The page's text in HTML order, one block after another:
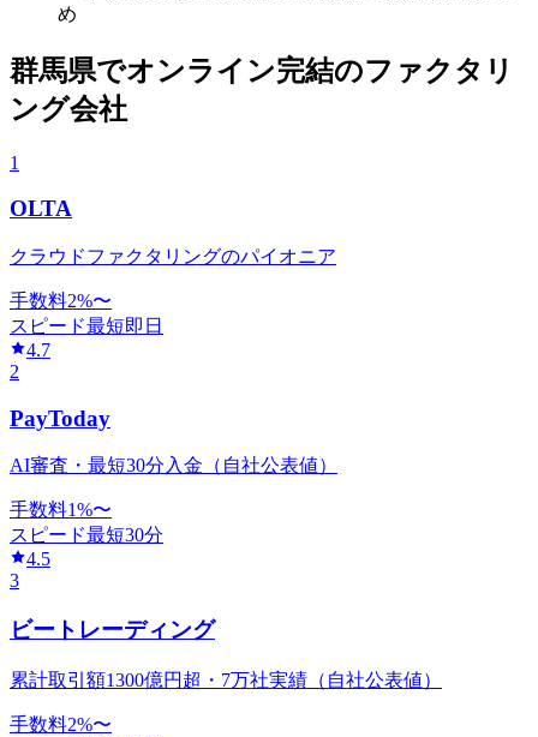
め
群馬県でオンライン完結のファクタリ
ング会社
1
OLTA
クラウドファクタリングのパイオニア
手数料2%〜
スピード最短即日
4.7
2
PayToday
AI審査・最短30分入金（自社公表値）
手数料1%〜
スピード最短30分
4.5
3
ビートレーディング
累計取引額1300億円超・7万社実績（自社公表値）
手数料2%〜